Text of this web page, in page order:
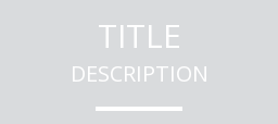
TITLE
DESCRIPTION